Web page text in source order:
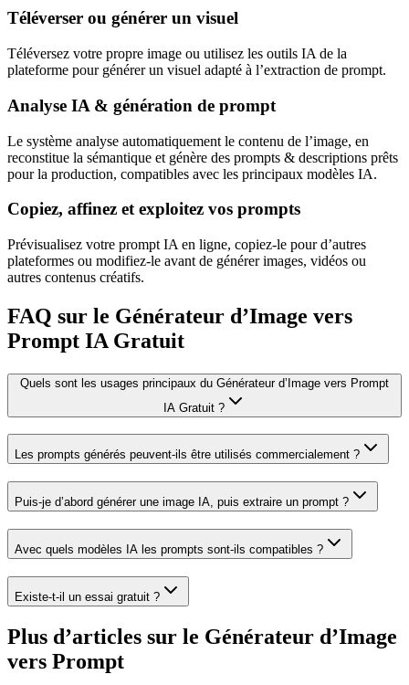
Téléverser ou générer un visuel
Téléversez votre propre image ou utilisez les outils IA de la
plateforme pour générer un visuel adapté à l’extraction de prompt.
Analyse IA & génération de prompt
Le système analyse automatiquement le contenu de l’image, en
reconstitue la sémantique et génère des prompts & descriptions prêts
pour la production, compatibles avec les principaux modèles IA.
Copiez, affinez et exploitez vos prompts
Prévisualisez votre prompt IA en ligne, copiez-le pour d’autres
plateformes ou modifiez-le avant de générer images, vidéos ou
autres contenus créatifs.
FAQ sur le Générateur d’Image vers
Prompt IA Gratuit
Quels sont les usages principaux du Générateur d’Image vers Prompt
IA Gratuit ?
Les prompts générés peuvent-ils être utilisés commercialement ?
Puis-je d’abord générer une image IA, puis extraire un prompt ?
Avec quels modèles IA les prompts sont-ils compatibles ?
Existe-t-il un essai gratuit ?
Plus d’articles sur le Générateur d’Image
vers Prompt